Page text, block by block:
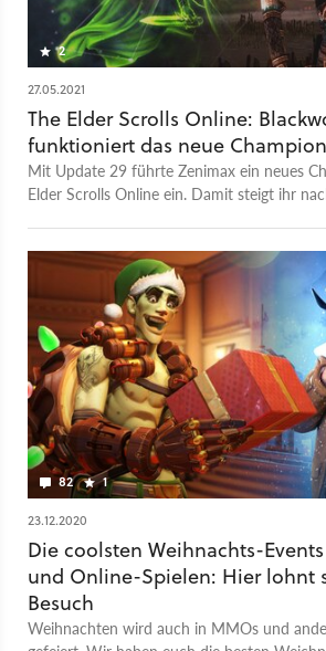
2
27.05.2021
The Elder Scrolls Online:
funktioniert das neue
Mit Update 29 führte Zenimax ein neues
Elder Scrolls Online ein. Damit steigt ihr
82 1
23.12.2020
Die coolsten Weihnachts-
und Online-Spielen: Hier lohnt
Besuch
Weihnachten wird auch in MMOs und